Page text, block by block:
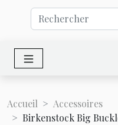
Accueil
Accessoires
Birkenstock Big